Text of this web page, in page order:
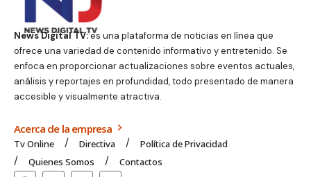
News Digital TV:es una plataforma de noticias en línea que
ofrece una variedad de contenido informativo y entretenido. Se
enfoca en proporcionar actualizaciones sobre eventos actuales,
análisis y reportajes en profundidad, todo presentado de manera
accesible y visualmente atractiva.
Acerca de la empresa
Tv Online Directiva
Política de Privacidad
Quienes Somos
Contactos